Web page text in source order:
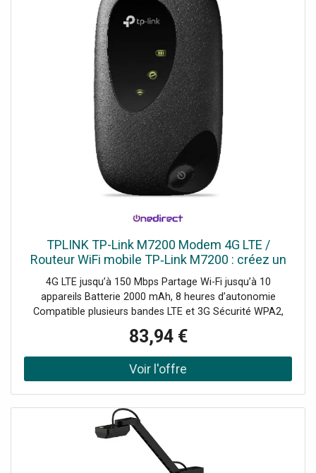
TPLINK TP-Link M7200 Modem 4G LTE /
Routeur WiFi mobile TP‑Link M7200 : créez un
hotspot sécurisé puissant pour jusqu’à 10
utilisateurs, 8h d’autonomie.
4G LTE jusqu’à 150 Mbps Partage Wi-Fi jusqu’à 10
appareils Batterie 2000 mAh, 8 heures d’autonomie
Compatible plusieurs bandes LTE et 3G Sécurité WPA2,
filtrage MAC Gestion via application tpMiFi LED état
connexion et batterie Installation rapide plug-and-play
83,94 €